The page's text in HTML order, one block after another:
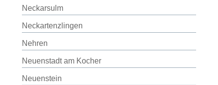
Neckarsulm
Neckartenzlingen
Nehren
Neuenstadt am Kocher
Neuenstein